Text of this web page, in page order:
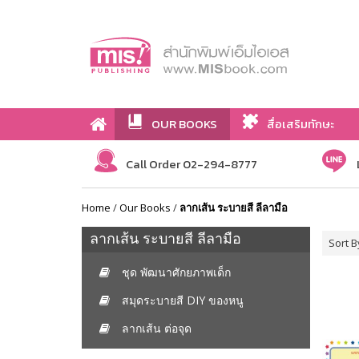
OUR BOOKS สื่อเสริมทักษะ
Call Order 02-294-8777
Home /Our Books / ลากเส้น ระบายสี ลีลามือ
ลากเส้น ระบายสี ลีลามือ
ชุด พัฒนาศักยภาพเด็ก
สมุดระบายสี DIY ของหนู
ลากเส้น ต่อจุด
Sort